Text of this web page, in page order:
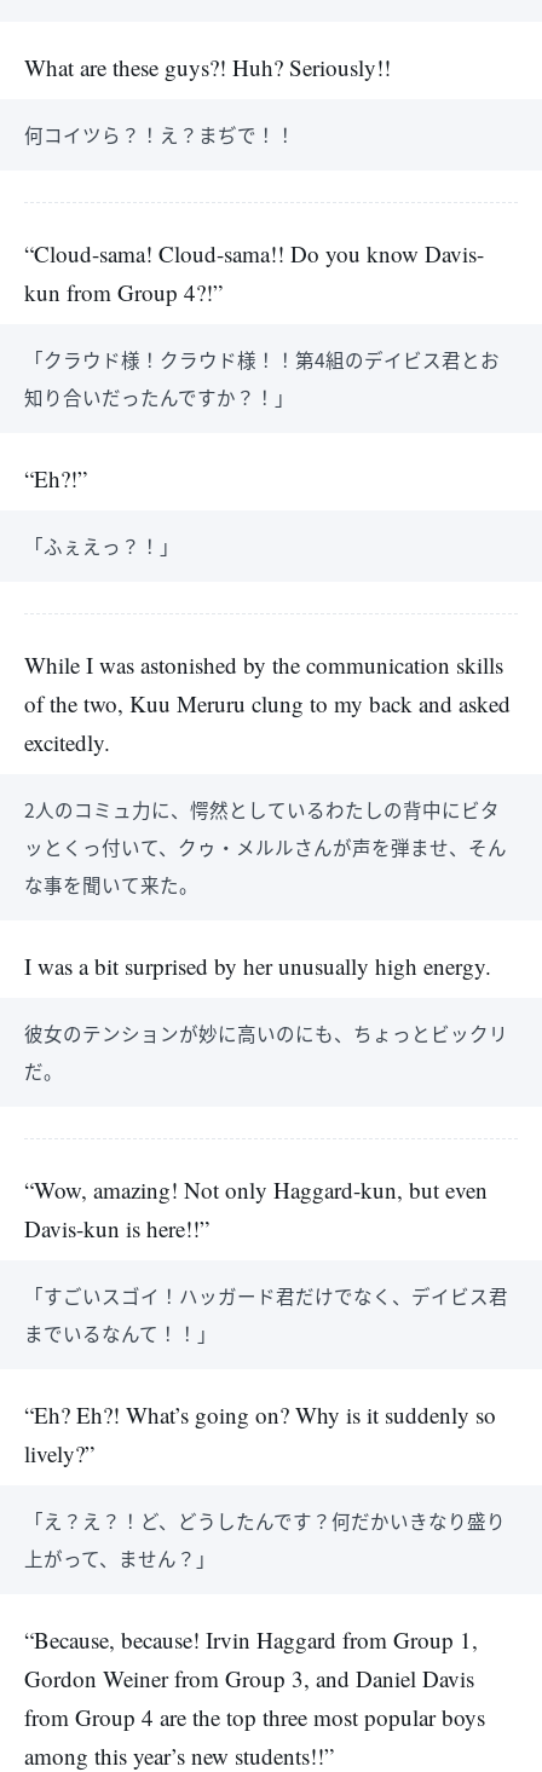
What are these guys?! Huh? Seriously!!
何コイツら？！え？まぢで！！
“Cloud-sama! Cloud-sama!! Do you know Davis-
kun from Group 4?!”
「クラウド様！クラウド様！！第4組のデイビス君とお
知り合いだったんですか？！」
“Eh?!”
「ふぇえっ？！」
While I was astonished by the communication skills
of the two, Kuu Meruru clung to my back and asked
excitedly.
2人のコミュ力に、愕然としているわたしの背中にビタ
ッとくっ付いて、クゥ・メルルさんが声を弾ませ、そん
な事を聞いて来た。
I was a bit surprised by her unusually high energy.
彼女のテンションが妙に高いのにも、ちょっとビックリ
だ。
“Wow, amazing! Not only Haggard-kun, but even
Davis-kun is here!!”
「すごいスゴイ！ハッガード君だけでなく、デイビス君
までいるなんて！！」
“Eh? Eh?! What’s going on? Why is it suddenly so
lively?”
「え？え？！ど、どうしたんです？何だかいきなり盛り
上がって、ません？」
“Because, because! Irvin Haggard from Group 1,
Gordon Weiner from Group 3, and Daniel Davis
from Group 4 are the top three most popular boys
among this year’s new students!!”